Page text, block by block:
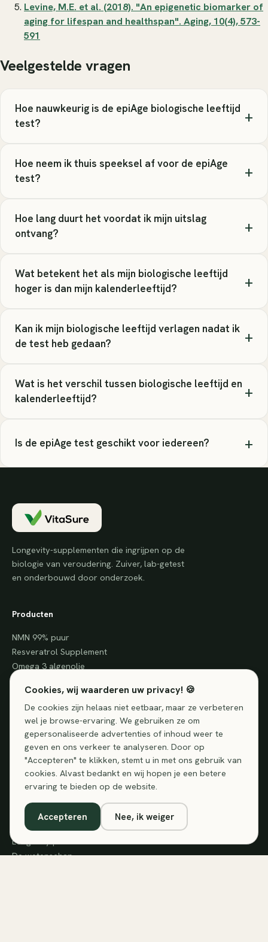
Levine, M.E. et al. (2018). "An epigenetic biomarker of
aging for lifespan and healthspan". Aging, 10(4), 573-
591
Veelgestelde vragen
Hoe nauwkeurig is de epiAge biologische leeftijd
test?
+
Hoe neem ik thuis speeksel af voor de epiAge
test?
+
Hoe lang duurt het voordat ik mijn uitslag
ontvang?
+
Wat betekent het als mijn biologische leeftijd
hoger is dan mijn kalenderleeftijd?
+
Kan ik mijn biologische leeftijd verlagen nadat ik
de test heb gedaan?
+
Wat is het verschil tussen biologische leeftijd en
kalenderleeftijd?
+
Is de epiAge test geschikt voor iedereen? +
Longevity-supplementen die ingrijpen op de
biologie van veroudering. Zuiver, lab-getest
en onderbouwd door onderzoek.
Producten
NMN 99% puur
Resveratrol Supplement
Omega 3 algenolie
Spermidine 10mg
Gezondheidscheck Compleet
Gezondheidscheck Premium
NAD Test Kit
Kennis
Over ons
Producten
Longevity protocol
De wetenschap
Cookies, wij waarderen uw privacy! 🍪
De cookies zijn helaas niet eetbaar, maar ze verbeteren
wel je browse-ervaring. We gebruiken ze om
gepersonaliseerde advertenties of inhoud weer te
geven en ons verkeer te analyseren. Door op
"Accepteren" te klikken, stemt u in met ons gebruik van
cookies. Alvast bedankt en wij hopen je een betere
ervaring te bieden op de website.
Accepteren Nee, ik weiger